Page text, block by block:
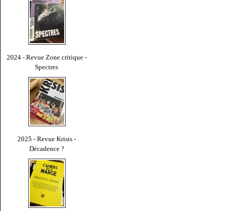
2024 - Revue Zone critique -
Spectres
2025 - Revue Krisis -
Décadence ?